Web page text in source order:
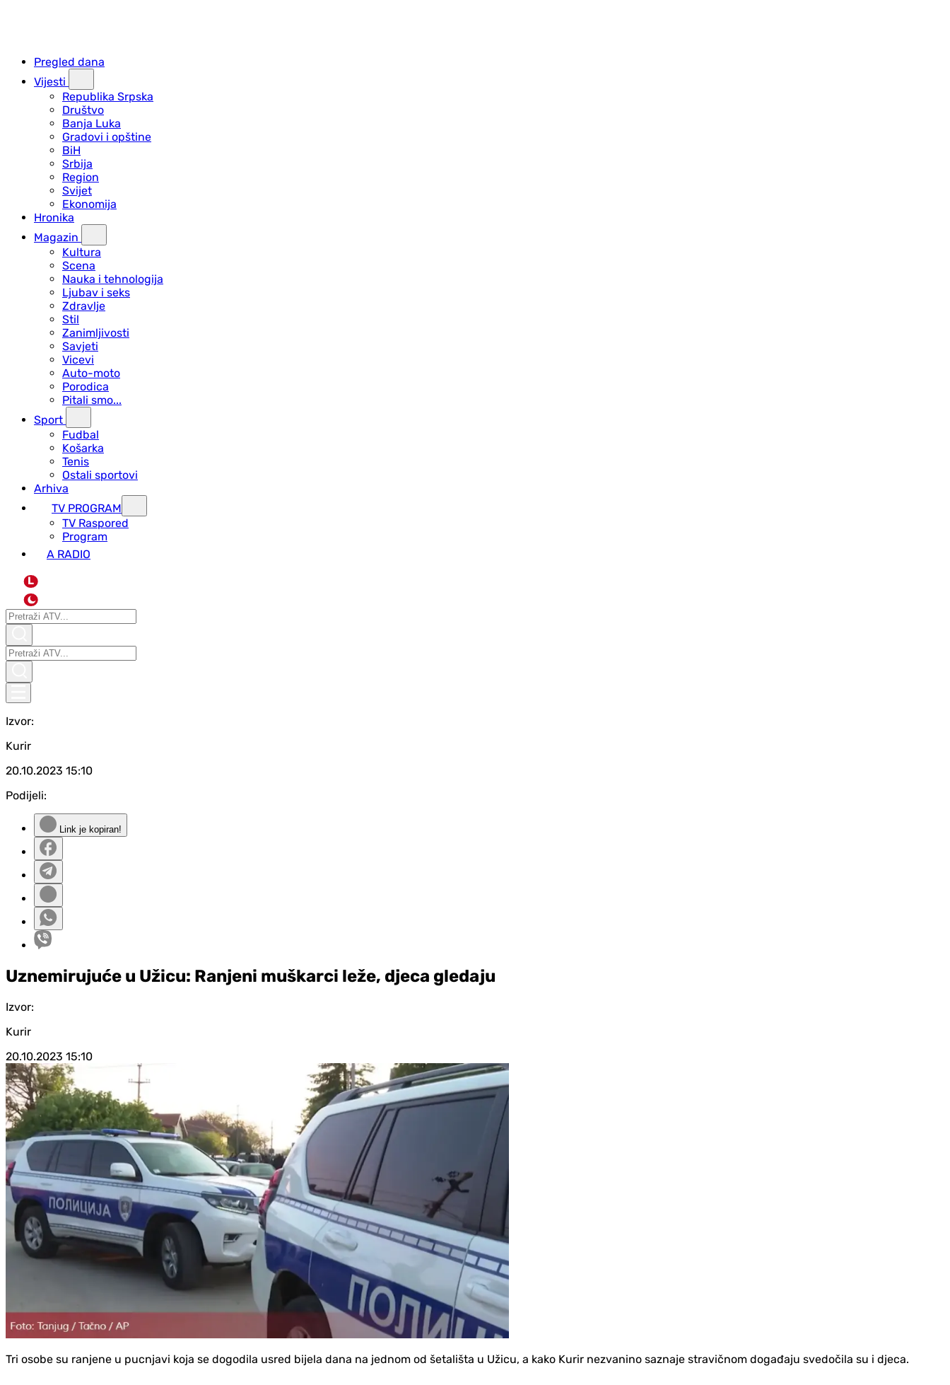
Pregled dana
Vijesti
Republika Srpska
Društvo
Banja Luka
Gradovi i opštine
BiH
Srbija
Region
Svijet
Ekonomija
Hronika
Magazin
Kultura
Scena
Nauka i tehnologija
Ljubav i seks
Zdravlje
Stil
Zanimljivosti
Savjeti
Vicevi
Auto-moto
Porodica
Pitali smo...
Sport
Fudbal
Košarka
Tenis
Ostali sportovi
Arhiva
TV PROGRAM
ТV Raspored
Program
A RADIO
L
Izvor:
Kurir
20.10.2023 15:10
Podijeli:
Link je kopiran!
Uznemirujuće u Užicu: Ranjeni muškarci leže, djeca gledaju
Izvor:
Kurir
20.10.2023 15:10
Tri osobe su ranjene u pucnjavi koja se dogodila usred bijela dana na jednom od šetališta u Užicu, a kako Kurir nezvanino saznaje stravičnom događaju svedočila su i djeca.